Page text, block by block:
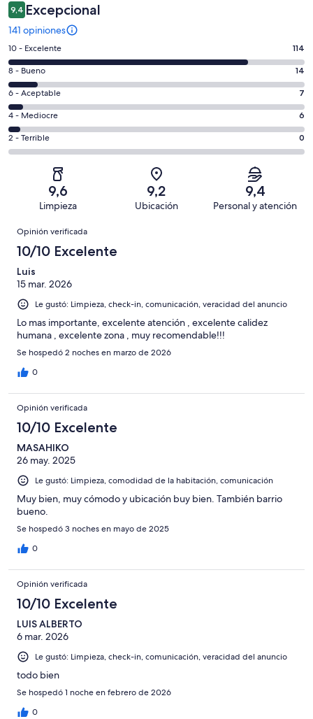
9,4 Excepcional
141 opiniones
Evaluación:
10
-
Excelente.
114
de
141
opiniones
10 - Excelente 114
Evaluación:
8
-
Bueno.
14
de
opiniones
8 - Bueno 14
Evaluación:
6
-
Aceptable.
7
opiniones
6 - Aceptable 7
Evaluación:
4
-
4 - Mediocre 6
Evaluación:
2
141
2 - Terrible 0
9,6
Limpieza
9,2
Ubicación
9,4
Personal y atención
Opiniones
Opinión verificada
10/10 Excelente
Luis
15 mar. 2026
Le gustó: Limpieza, check-in, comunicación, veracidad del anuncio
Lo mas importante, excelente atención , excelente calidez
humana , excelente zona , muy recomendable!!!
Se hospedó 2 noches en marzo de 2026
0
Opinión verificada
10/10 Excelente
MASAHIKO
26 may. 2025
Le gustó: Limpieza, comodidad de la habitación, comunicación
Muy bien, muy cómodo y ubicación buy bien. También barrio
bueno.
Se hospedó 3 noches en mayo de 2025
0
Opinión verificada
10/10 Excelente
LUIS ALBERTO
6 mar. 2026
Le gustó: Limpieza, check-in, comunicación, veracidad del anuncio
todo bien
Se hospedó 1 noche en febrero de 2026
0